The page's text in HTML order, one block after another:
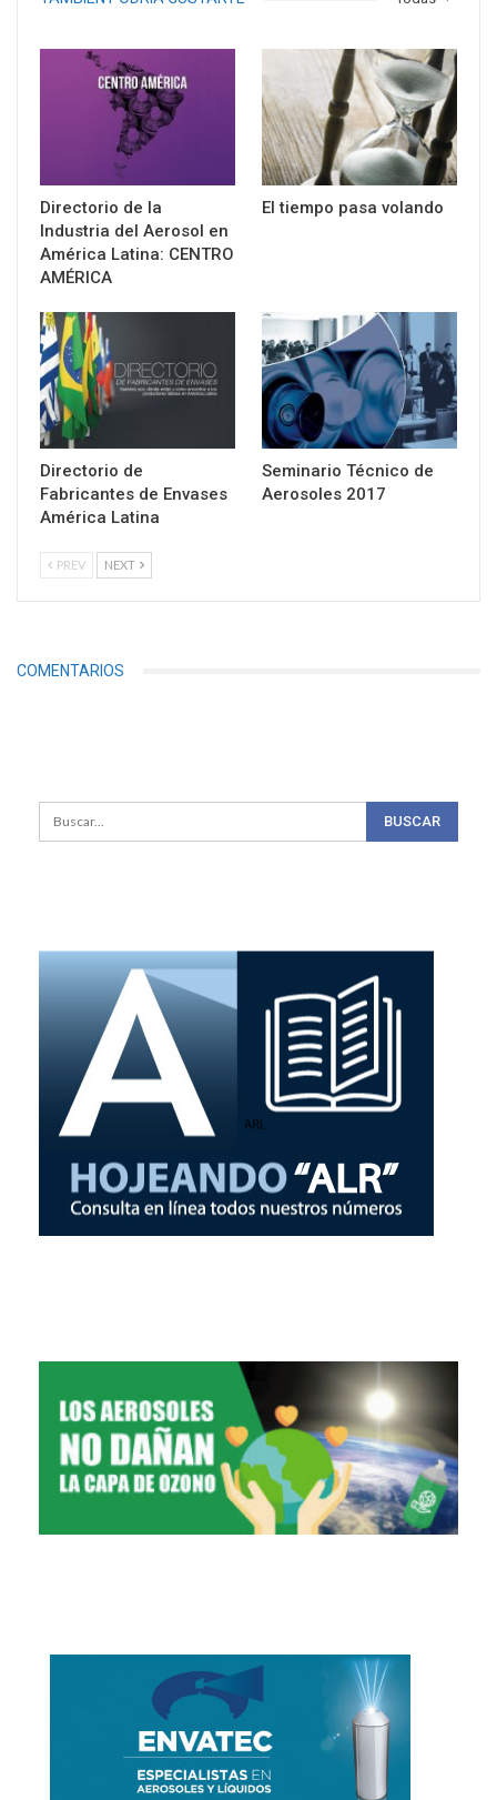
Directorio de la
Industria del Aerosol en
América Latina: CENTRO
AMÉRICA
El tiempo pasa volando
Directorio de
Fabricantes de Envases
América Latina
Seminario Técnico de
Aerosoles 2017
PREV NEXT
COMENTARIOS